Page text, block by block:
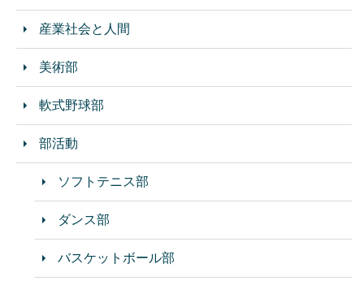
産業社会と人間
美術部
軟式野球部
部活動
ソフトテニス部
ダンス部
バスケットボール部